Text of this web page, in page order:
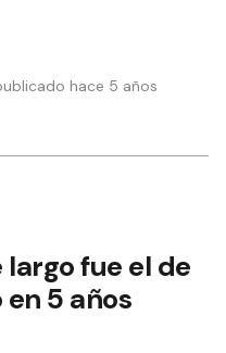
hace 5 años
fue el de
5 años